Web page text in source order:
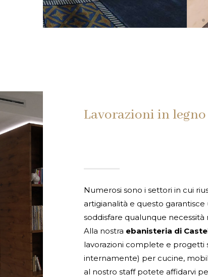
Lavorazioni in
Numerosi sono i settori in cui
artigianalità e questo garantisce
soddisfare qualunque
Alla nostra ebanisteria di
lavorazioni complete e progetti
internamente) per cucine,
al nostro staff potete affidarvi